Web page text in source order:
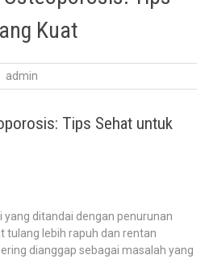
Kuat
admin
Tips Sehat untuk
yang ditandai dengan penurunan
tulang lebih rapuh dan rentan
dianggap sebagai masalah yang